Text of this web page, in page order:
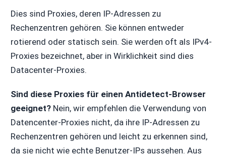
Dies sind Proxies, deren IP-Adressen zu
Rechenzentren gehören. Sie können entweder
rotierend oder statisch sein. Sie werden oft als IPv4-
Proxies bezeichnet, aber in Wirklichkeit sind dies
Datacenter-Proxies.
Sind diese Proxies für einen Antidetect-Browser
geeignet?Nein, wir empfehlen die Verwendung von
Datencenter-Proxies nicht, da ihre IP-Adressen zu
Rechenzentren gehören und leicht zu erkennen sind,
da sie nicht wie echte Benutzer-IPs aussehen. Aus